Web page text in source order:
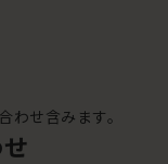
せ含みます。